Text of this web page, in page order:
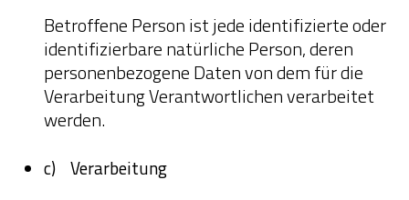
Betroffene Person ist jede identifizierte oder
identifizierbare natürliche Person, deren
personenbezogene Daten von dem für die
Verarbeitung Verantwortlichen verarbeitet
werden.
c) Verarbeitung